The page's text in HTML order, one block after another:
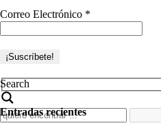
Correo Electrónico *
Search
Entradas recientes